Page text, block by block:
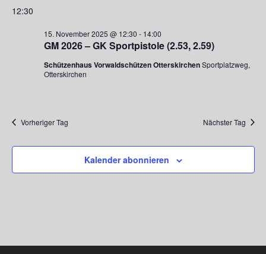
15.
November
wählen.
12:30
GM 2026 – GK Sportpistole (2.53, 2.59)
15. November 2025 @ 12:30 - 14:00
Schützenhaus Vorwaldschützen OtterskirchenSportplatzweg,
Otterskirchen
Vorheriger Tag Nächster Tag
Kalender abonnieren